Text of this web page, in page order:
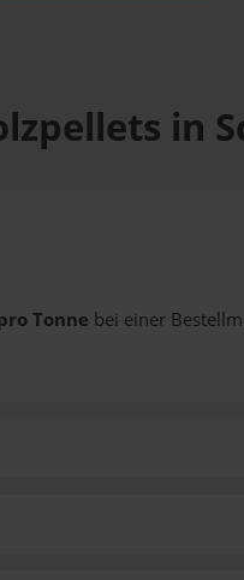
in
Tonne bei einer